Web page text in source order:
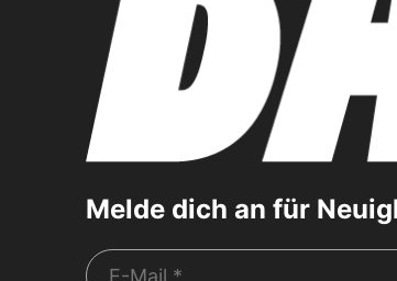
Melde dich an für